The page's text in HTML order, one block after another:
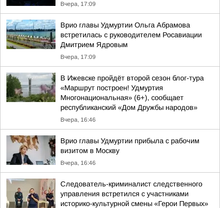
Вчера, 17:09
Врио главы Удмуртии Ольга Абрамова
встретилась с руководителем Росавиации
Дмитрием Ядровым
Вчера, 17:09
В Ижевске пройдёт второй сезон блог-тура
«Маршрут построен! Удмуртия
Многонациональная» (6+), сообщает
республиканский «Дом Дружбы народов»
Вчера, 16:46
Врио главы Удмуртии прибыла с рабочим
визитом в Москву
Вчера, 16:46
Следователь-криминалист следственного
управления встретился с участниками
историко-культурной смены «Герои Первых»